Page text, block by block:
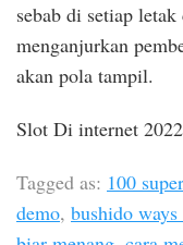
sebab di setiap
menganjurkan
akan pola tampil.
Slot Di internet
Tagged as: 100
demo, bushido